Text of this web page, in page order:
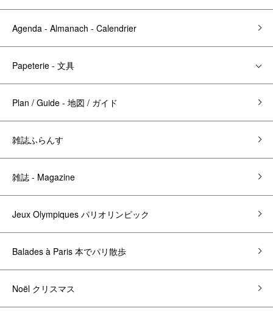
Agenda - Almanach - Calendrier
Papeterie - 文具
Plan / Guide - 地図 / ガイド
雑誌ふらんす
雑誌 - Magazine
Jeux Olympiques パリオリンピック
Balades à Paris 本でパリ散歩
Noël クリスマス